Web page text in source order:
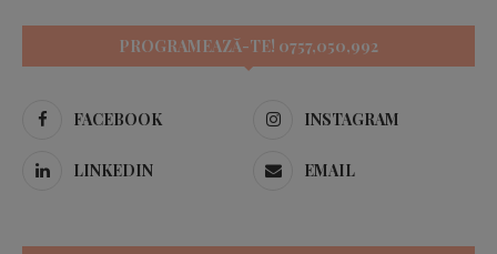
PROGRAMEAZĂ-TE! 0757,050,992
FACEBOOK INSTAGRAM
LINKEDIN EMAIL